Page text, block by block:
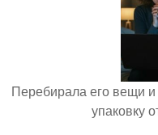
Перебирала его вещи и
упаковку